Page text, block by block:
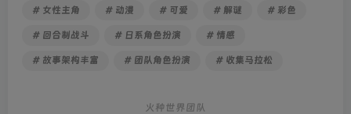
# 女性主角 # 动漫 # 可爱 # 解谜 # 彩色
# 回合制战斗 # 日系角色扮演 # 情感
# 故事架构丰富 # 团队角色扮演 # 收集马拉松
火种世界团队